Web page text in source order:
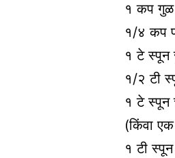
१ कप गुळ
१/४ कप
१ टे स्पून
१/२ टी
१ टे स्पून
(किंवा
१ टी